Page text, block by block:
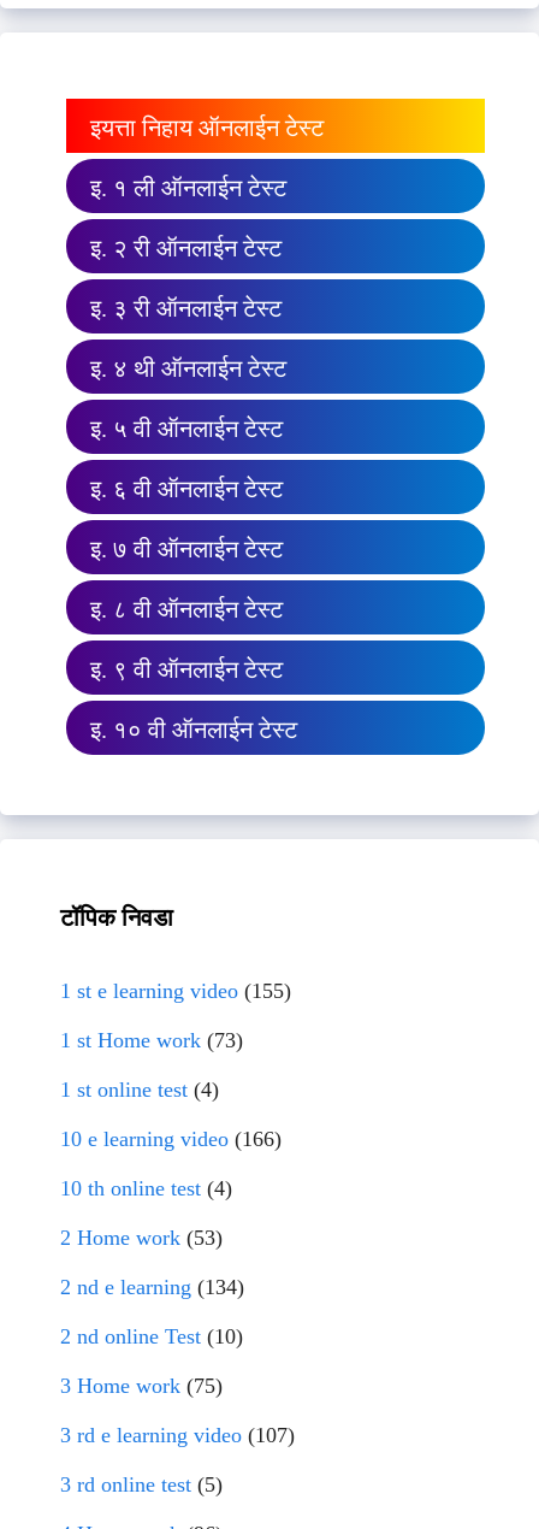
इयत्ता निहाय ऑनलाईन टेस्ट
इ. १ ली ऑनलाईन टेस्ट
इ. २ री ऑनलाईन टेस्ट
इ. ३ री ऑनलाईन टेस्ट
इ. ४ थी ऑनलाईन टेस्ट
इ. ५ वी ऑनलाईन टेस्ट
इ. ६ वी ऑनलाईन टेस्ट
इ. ७ वी ऑनलाईन टेस्ट
इ. ८ वी ऑनलाईन टेस्ट
इ. ९ वी ऑनलाईन टेस्ट
इ. १० वी ऑनलाईन टेस्ट
टॉपिक निवडा
1 st e learning video (155)
1 st Home work (73)
1 st online test (4)
10 e learning video (166)
10 th online test (4)
2 Home work (53)
2 nd e learning (134)
2 nd online Test (10)
3 Home work (75)
3 rd e learning video (107)
3 rd online test (5)